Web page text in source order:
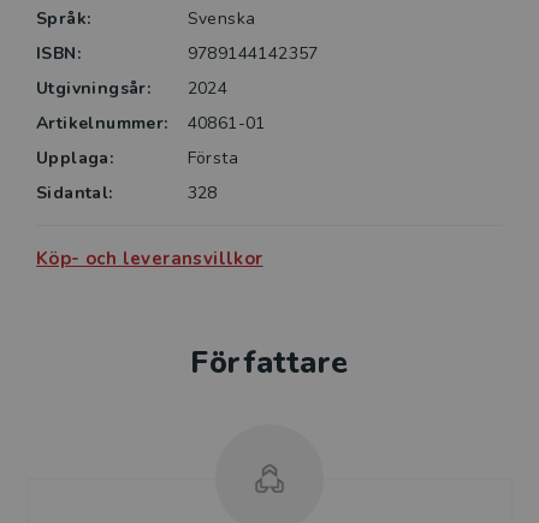
Boken är en grundbok för studenter inom hälso- och
sjukvårdsutbildningarna, men kan även användas som
handbok för yrkesverksamma för att besvara frågor
som uppkommer i den dagliga verksamheten.
Språk:
Svenska
ISBN:
9789144142357
Utgivningsår:
2024
Artikelnummer:
40861-01
Upplaga:
Första
Sidantal:
328
Köp- och leveransvillkor
Författare